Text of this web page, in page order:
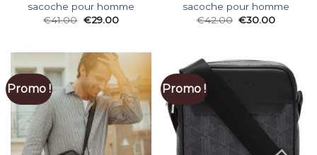
sacoche pour homme
€41.00 €29.00
sacoche pour homme
€42.00 €30.00
Promo ! Promo !